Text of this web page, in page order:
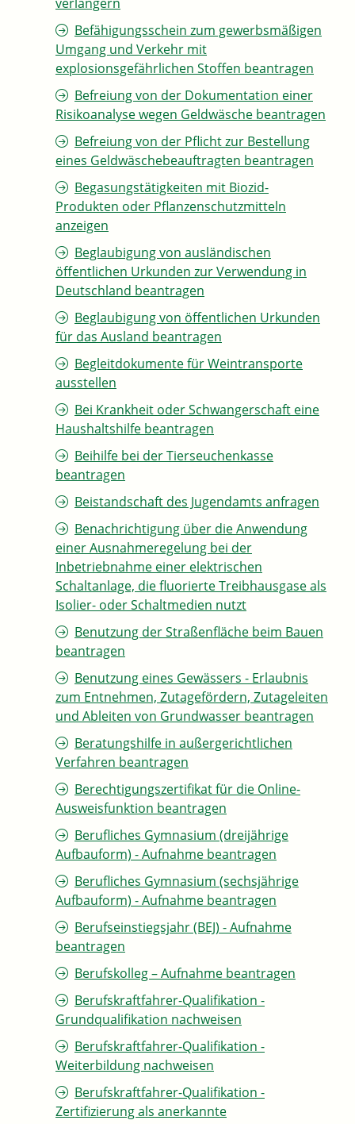
Befähigungsschein zum gewerbsmäßigen
Umgang und Verkehr mit
explosionsgefährlichen Stoffen beantragen
Befreiung von der Dokumentation einer
Risikoanalyse wegen Geldwäsche beantragen
Befreiung von der Pflicht zur Bestellung
eines Geldwäschebeauftragten beantragen
Begasungstätigkeiten mit Biozid-
Produkten oder Pflanzenschutzmitteln
anzeigen
Beglaubigung von ausländischen
öffentlichen Urkunden zur Verwendung in
Deutschland beantragen
Beglaubigung von öffentlichen Urkunden
für das Ausland beantragen
Begleitdokumente für Weintransporte
ausstellen
Bei Krankheit oder Schwangerschaft eine
Haushaltshilfe beantragen
Beihilfe bei der Tierseuchenkasse
beantragen
Beistandschaft des Jugendamts anfragen
Benachrichtigung über die Anwendung
einer Ausnahmeregelung bei der
Inbetriebnahme einer elektrischen
Schaltanlage, die fluorierte Treibhausgase als
Isolier- oder Schaltmedien nutzt
Benutzung der Straßenfläche beim Bauen
beantragen
Benutzung eines Gewässers - Erlaubnis
zum Entnehmen, Zutagefördern, Zutageleiten
und Ableiten von Grundwasser beantragen
Beratungshilfe in außergerichtlichen
Verfahren beantragen
Berechtigungszertifikat für die Online-
Ausweisfunktion beantragen
Berufliches Gymnasium (dreijährige
Aufbauform) - Aufnahme beantragen
Berufliches Gymnasium (sechsjährige
Aufbauform) - Aufnahme beantragen
Berufseinstiegsjahr (BEJ) - Aufnahme
beantragen
Berufskolleg – Aufnahme beantragen
Berufskraftfahrer-Qualifikation -
Grundqualifikation nachweisen
Berufskraftfahrer-Qualifikation -
Weiterbildung nachweisen
Berufskraftfahrer-Qualifikation -
Zertifizierung als anerkannte